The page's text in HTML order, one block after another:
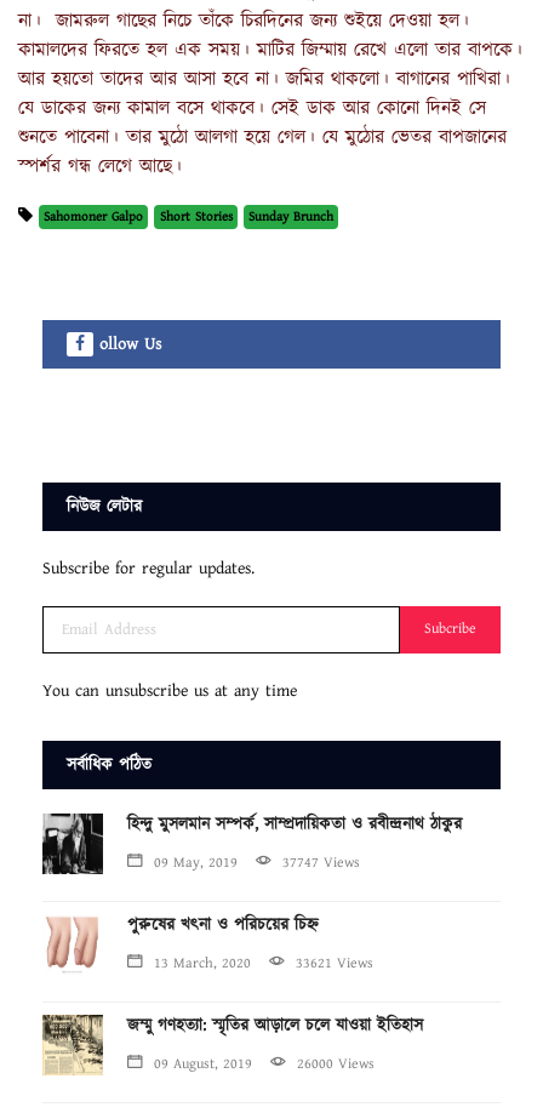
না। জামরুল গাছের নিচে তাঁকে চিরদিনের জন্য শুইয়ে দেওয়া হল।
কামালদের ফিরতে হল এক সময়। মাটির জিম্মায় রেখে এলো তার বাপকে।
আর হয়তো তাদের আর আসা হবে না। জমির থাকলো। বাগানের পাখিরা।
যে ডাকের জন্য কামাল বসে থাকবে। সেই ডাক আর কোনো দিনই সে
শুনতে পাবেনা। তার মুঠো আলগা হয়ে গেল। যে মুঠোর ভেতর বাপজানের
স্পর্শর গন্ধ লেগে আছে।
Sahomoner Galpo Short Stories Sunday Brunch
ollow Us
নিউজ লেটার
Subscribe for regular updates.
Subcribe
You can unsubscribe us at any time
সর্বাধিক পঠিত
হিন্দু মুসলমান সম্পর্ক, সাম্প্রদায়িকতা ও রবীন্দ্রনাথ ঠাকুর
09 May, 2019 37747 Views
পুরুষের খৎনা ও পরিচয়ের চিহ্ন
13 March, 2020 33621 Views
জম্মু গণহত্যা: স্মৃতির আড়ালে চলে যাওয়া ইতিহাস
09 August, 2019 26000 Views